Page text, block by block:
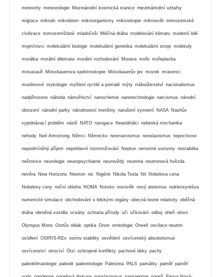
meteority meteorologie Mezinárodní kosmická stanice mezinárodní vztahy
migrace mikrobi mikrobiom mikroorganismy mikroskopie mikrosvět mimozemské
civilizace mimozemšťané mladočeši Mléčná dráha modelování klimatu moderní lidé
mojmírovci molekulární biologie molekulární genetika molekulární stroje molekuly
morálka morální dilemata morální rozhodování Morava moře mořeplavba
mosasauři Mössbauerova spektroskopie Mössbauerův jev mozek mravenci
muslimové mykologie myšlení rychlé a pomalé mýty náboženství nacionalismus
nadpřirozeno náhoda námořnictví nanochemie nanotechnologie narcismus národní
obrození národní parky národnostní menšiny narušení symetrií NASA Nashův
vyjednávací problém násilí NATO navigace Neandrtálci nebeská mechanika
nehody Neil Armstrong Němci Německo neomarxismus neoslavismus nepoctivost
nepodmíněný příjem nepohlavní rozmnožování Neptun nerostné suroviny nestabilita
neštovice neurologie neuropsychiatrie neurovědy neutrina neutronová hvězda
nevěra New Horizons Newton nic Nigérie Nikola Tesla Nil Nobelova cena
Nobelovy ceny noční obloha NOMA Norsko novověk nový ateismus nukleosyntéza
numerické simulace obchodování s lidskými orgány obecná teorie relativity oběžná
dráha obrněná vozidla oceány ochrana přírody oči očkování odboj oheň olovo
Olympus Mons Oortův oblak optika Orion ornitologie Orwell oscilace neutrin
osídlení OSIRIS-REx ostrov stability osvětlení osvícenský absolutismus
osvícenství otroctví Ötzi ozbrojené konflikty pachové látky pachy
paleoklimatologie paleolit paleontologie Palestina PALS památky paměť paměť